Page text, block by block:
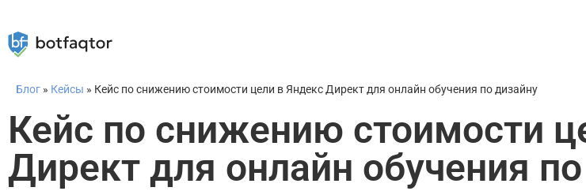
Блог » Кейсы » Кейс по снижению стоимости цели в Яндекс Директ для онлайн обучения по дизайну
Кейс по снижению стоимости
Директ для онлайн обучения